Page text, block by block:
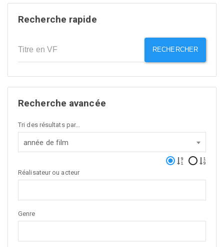
Recherche rapide
RECHERCHER
Recherche avancée
Tri des résultats par...
année de film
Réalisateur ou acteur
Genre